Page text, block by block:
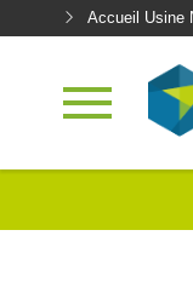
Accueil Usine